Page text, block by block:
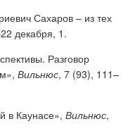
Сахаров – из тех
декабря, 1.
Разговор
Вильнюс, 7 (93), 111–
в Каунасе», Вильнюс,